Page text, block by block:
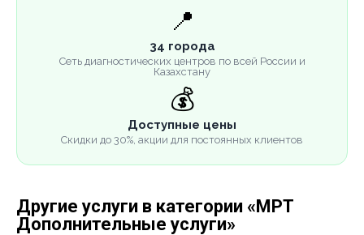
📍
34 города
Сеть диагностических центров по всей России и
Казахстану
💰
Доступные цены
Скидки до 30%, акции для постоянных клиентов
Другие услуги в категории «МРТ
Дополнительные услуги»